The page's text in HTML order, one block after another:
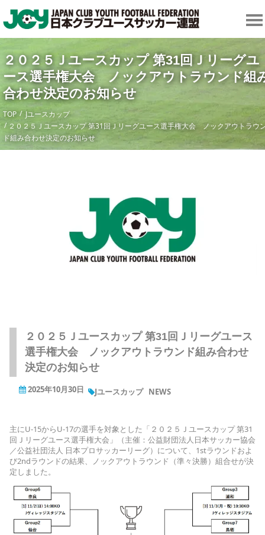
２０２５Ｊユースカップ 第31回Ｊリーグユ
ース選手権大会 ノックアウトラウンド組
合わせ決定のお知らせ
TOP
Jユースカップ
２０２５Ｊユースカップ 第31回Ｊリーグユース選手権大会 ノックアウトラウ
ド組み合わせ決定のお知らせ
２０２５Ｊユースカップ 第31回Ｊリーグユース
選手権大会 ノックアウトラウンド組み合わせ
決定のお知らせ
2025年10月30日 Jユースカップ NEWS
主にU-15からU-17の選手を対象とした「２０２５Ｊユースカップ 第31
回Ｊリーグユース選手権大会」（主催：公益財団法人日本サッカー協会
／公益社団法人 日本プロサッカーリーグ）について、1stラウンドおよ
び2ndラウンドの結果、ノックアウトラウンド（準々決勝）組合せが決
定しました。